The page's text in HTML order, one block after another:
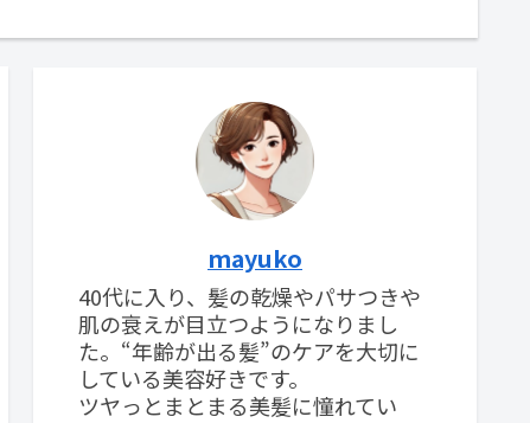
mayuko
40代に入り、髪の乾燥やパサつきや
肌の衰えが目立つようになりまし
た。“年齢が出る髪”のケアを大切に
している美容好きです。
ツヤっとまとまる美髪に憧れてい